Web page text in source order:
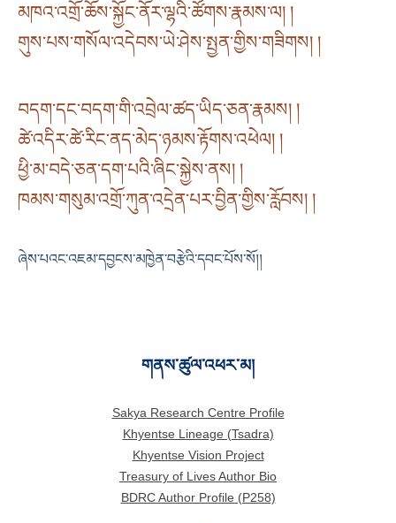
མཁའ་འགྲོ་ཆོས་སྐྱོང་ནོར་ལྷའི་ཚོགས་རྣམས་ལ། །
གུས་པས་གསོལ་འདེབས་ཡེ་ཤེས་སྤྱན་གྱིས་གཟིགས། །
བདག་དང་བདག་གི་འབྲེལ་ཚད་ཡིད་ཅན་རྣམས། །
ཚེ་འདིར་ཚེ་རིང་ནད་མེད་ཉམས་རྟོགས་འཕེལ། །
ཕྱི་མ་བདེ་ཅན་དག་པའི་ཞིང་སྐྱེས་ནས། །
ཁམས་གསུམ་འགྲོ་ཀུན་འདྲེན་པར་བྱིན་གྱིས་རློབས། །
ཞེས་པའང་འཇམ་དབྱངས་མཁྱེན་བརྩེའི་དབང་པོས་སོ།།
གནས་ཚུལ་འཕར་མ།
Sakya Research Centre Profile
Khyentse Lineage (Tsadra)
Khyentse Vision Project
Treasury of Lives Author Bio
BDRC Author Profile (P258)